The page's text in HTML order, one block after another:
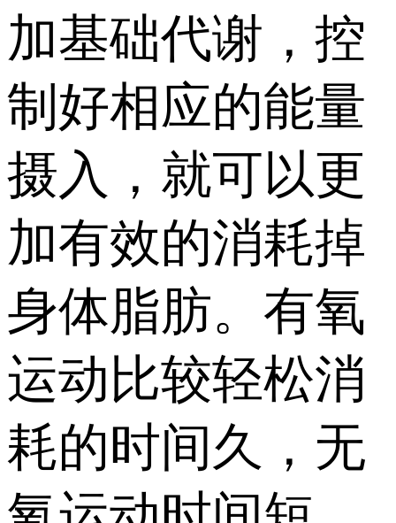
加基础代谢，控
制好相应的能量
摄入，就可以更
加有效的消耗掉
身体脂肪。有氧
运动比较轻松消
耗的时间久，无